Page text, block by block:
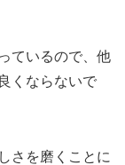
ているので、他
くならないで
さを磨くことに